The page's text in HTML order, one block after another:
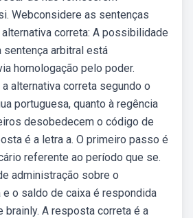
Webconsidere as sentenças
correta: A possibilidade
arbitral está
homologação pelo poder.
alternativa correta segundo o
portuguesa, quanto à regência
desobedecem o código de
é a letra a. O primeiro passo é
referente ao período que se.
administração sobre o
e o saldo de caixa é respondida
brainly. A resposta correta é a